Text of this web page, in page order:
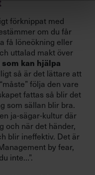
förknippat med
om du får
få löneökning eller
uttalad makt över
kan hjälpa
så är det lättare att
följa den vare
fattas så blir det
som sällan blir bra.
ja-sägar-kultur där
och när det händer,
blir ineffektiv. Det är
by fear,
inte…”.